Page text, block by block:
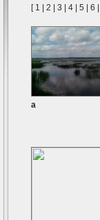
[ 1 2 3 4 5 6
а